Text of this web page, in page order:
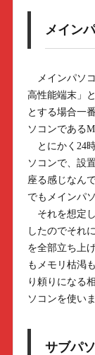
メイン
メインパソ
高性能端末」
とする場合一
ソコンである
とにかく24
ソコンで、設
座る感じなん
でもメインパ
それを想定し
したのでそれ
を全部立ち上
もメモリ枯渇
り頼りになる
ソコンを使いま
サブパ